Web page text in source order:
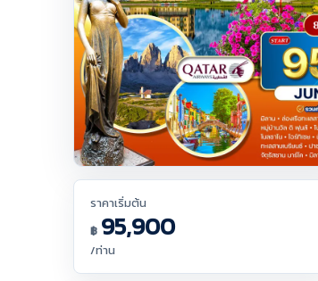
ราคาเริ่มต้น
฿ 95,900
/ท่าน